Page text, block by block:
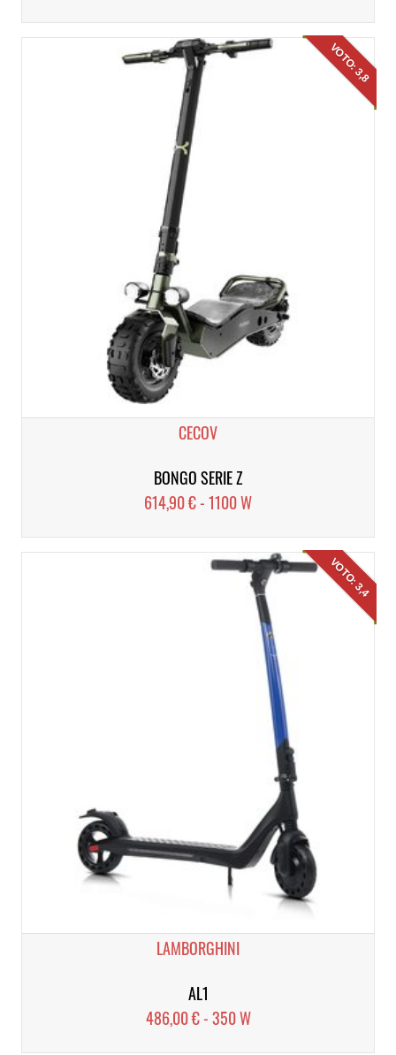
VOTO: 3,8
CECOV
BONGO SERIE Z
614,90 € - 1100 W
VOTO: 3,4
LAMBORGHINI
AL1
486,00 € - 350 W